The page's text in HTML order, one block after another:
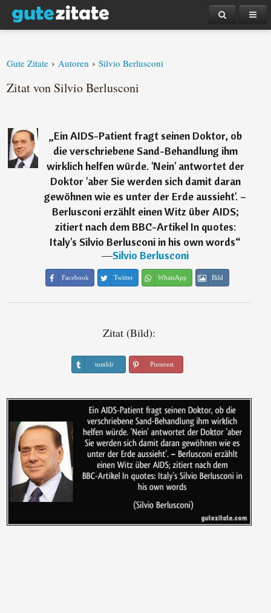
Gute Zitate › Autoren › Silvio Berlusconi
Zitat von Silvio Berlusconi
„Ein AIDS-Patient fragt seinen Doktor, ob
die verschriebene Sand-Behandlung ihm
wirklich helfen würde. 'Nein' antwortet der
Doktor 'aber Sie werden sich damit daran
gewöhnen wie es unter der Erde aussieht'. –
Berlusconi erzählt einen Witz über AIDS;
zitiert nach dem BBC-Artikel In quotes:
Italy's Silvio Berlusconi in his own words“
―Silvio Berlusconi
Facebook Twitter WhatsApp Bild
Zitat (Bild):
tumblr Pinterest